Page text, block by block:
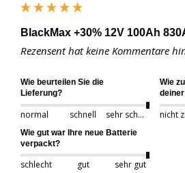
BlackMax +30% 12V 100Ah
Rezensent hat keine Kommentare
Wie beurteilen Sie die
Lieferung?
normal schnell sehr schnell
Wie
Wie gut war Ihre neue Batterie
verpackt?
schlecht gut sehr gut